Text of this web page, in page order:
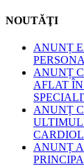
NOUTĂŢI
ANUNȚ
ANUNȚ
AFLAT
ANUNȚ
ULTIMUL
ANUNȚ